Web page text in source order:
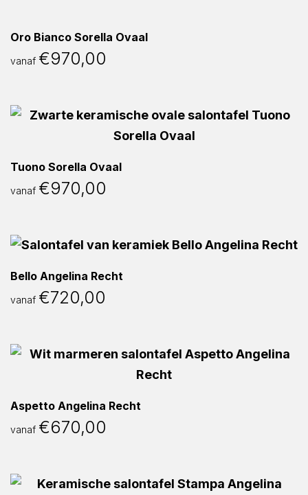
Oro Bianco Sorella Ovaal
vanaf €970,00
Tuono Sorella Ovaal
vanaf €970,00
Bello Angelina Recht
vanaf €720,00
Aspetto Angelina Recht
vanaf €670,00